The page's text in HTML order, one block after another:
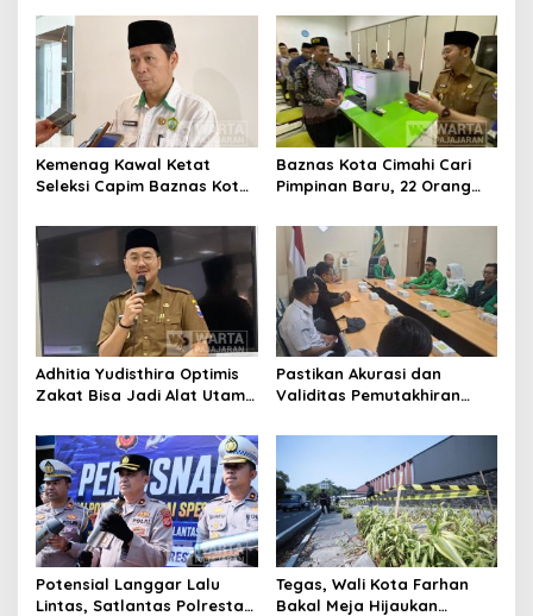
Publik
Kemenag Kawal Ketat
Seleksi Capim Baznas Kota
Komisioner Baznas
Berintegritas
Baznas Kota Cimahi Cari
Pimpinan Baru, 22 Orang
Adhitia Yudisthira Optimis
Zakat Bisa Jadi Alat Utama
Kota Cimahi
Pastikan Akurasi dan
Validitas Pemutakhiran
Cimahi Lakukan
Potensial Langgar Lalu
Lintas, Satlantas Polresta
Tegas, Wali Kota Farhan
Bakal Meja Hijaukan